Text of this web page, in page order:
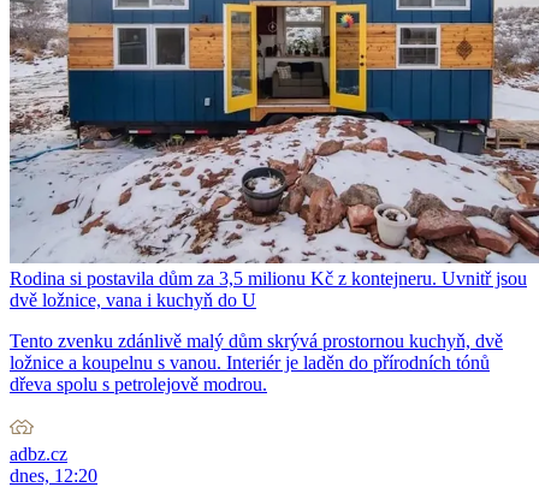
Rodina si postavila dům za 3,5 milionu Kč z kontejneru. Uvnitř jsou
dvě ložnice, vana i kuchyň do U
Tento zvenku zdánlivě malý dům skrývá prostornou kuchyň, dvě
ložnice a koupelnu s vanou. Interiér je laděn do přírodních tónů
dřeva spolu s petrolejově modrou.
adbz.cz
dnes, 12:20